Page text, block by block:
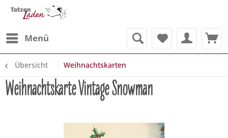
Menü
Übersicht Weihnachtskarten
Weihnachtskarte Vintage Snowman